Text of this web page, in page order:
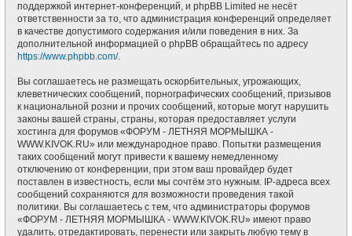
поддержкой интернет-конференций, и phpBB Limited не несёт
ответственности за то, что администрация конференций определяет
в качестве допустимого содержания и/или поведения в них. За
дополнительной информацией о phpBB обращайтесь по адресу
https://www.phpbb.com/.
Вы соглашаетесь не размещать оскорбительных, угрожающих,
клеветнических сообщений, порнографических сообщений, призывов
к национальной розни и прочих сообщений, которые могут нарушить
законы вашей страны, страны, которая предоставляет услуги
хостинга для форумов «ФОРУМ - ЛЕТНЯЯ МОРМЫШКА -
WWW.KIVOK.RU» или международное право. Попытки размещения
таких сообщений могут привести к вашему немедленному
отключению от конференции, при этом ваш провайдер будет
поставлен в известность, если мы сочтём это нужным. IP-адреса всех
сообщений сохраняются для возможности проведения такой
политики. Вы соглашаетесь с тем, что администраторы форумов
«ФОРУМ - ЛЕТНЯЯ МОРМЫШКА - WWW.KIVOK.RU» имеют право
удалить, отредактировать, перенести или закрыть любую тему в